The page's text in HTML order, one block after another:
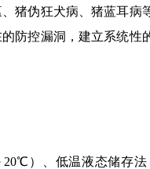
猪伪狂犬病、猪蓝耳病
防控漏洞，建立系统性
）、低温液态储存